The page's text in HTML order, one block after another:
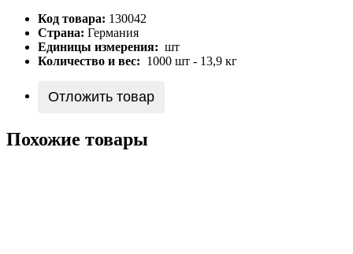
Код товара: 130042
Страна: Германия
Единицы измерения: шт
Количество и вес: 1000 шт - 13,9 кг
Отложить товар
Похожие товары